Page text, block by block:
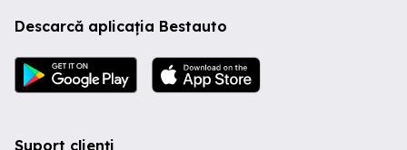
Descarcă aplicația Bestauto
Suport clienți